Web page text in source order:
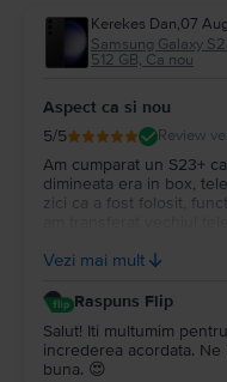
Kerekes Dan,07
Samsung Galaxy
512 GB, Ca nou
Aspect ca si nou
5/5 Review
Am cumparat un S23+
dimineata era in box,
zici ca a fost folosit,
cand voi incepe sa-l
Vezi mai mult
Raspuns Flip
Salut! Iti multumim
increderea acordata.
buna. 😍